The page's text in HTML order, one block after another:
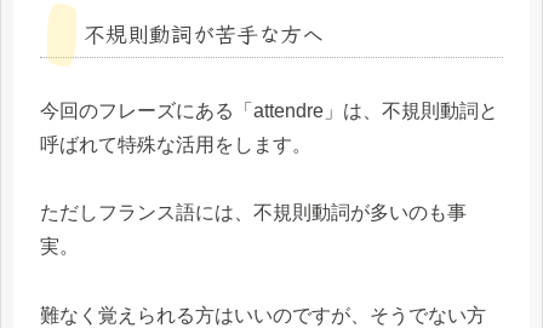
不規則動詞が苦手な方へ
今回のフレーズにある「attendre」は、不規則動詞と
呼ばれて特殊な活用をします。
ただしフランス語には、不規則動詞が多いのも事
実。
難なく覚えられる方はいいのですが、そうでない方